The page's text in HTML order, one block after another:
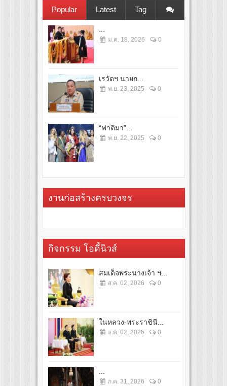
Popular Latest Tag
...
ม.ค. 18, 2026 0
เรวัตฯ นายก...
พ.ย. 23, 2025 0
“ฟาติมา”...
พ.ย. 22, 2025 0
งานก่อสร้างครบวงจร
กิจกรรม โอดี้นิวส์
สมเด็จพระนางเจ้า ฯ...
ส.ค. 02, 2026 0
ในหลวง-พระราชินี...
ส.ค. 02, 2026 0
...
ก.ค. 31, 2026 0